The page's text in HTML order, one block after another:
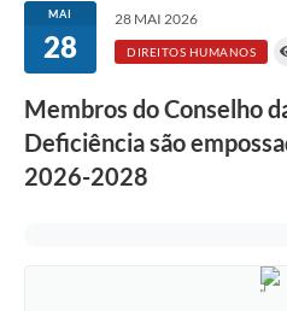
Notícias
Diário Oficial
Prestação de Contas
MAI
28
28 MAI 2026
DIREITOS HUMANOS
Membros do Conselho
Deficiência são
2026-2028